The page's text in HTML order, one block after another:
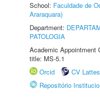
School: Faculdade de
Araraquara)
Department:
PATOLOGIA
Academic Appointment
title: MS-5.1
Orcid
CV Lattes
Repositório